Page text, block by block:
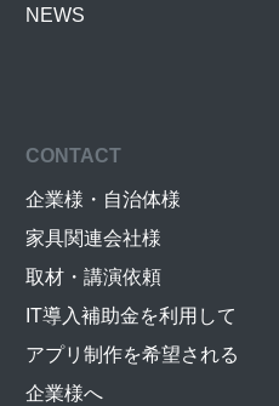
NEWS
CONTACT
企業様・自治体様
家具関連会社様
取材・講演依頼
IT導入補助金を利用して
アプリ制作を希望される
企業様へ